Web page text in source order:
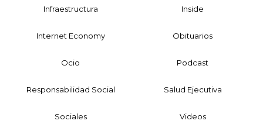
Infraestructura Inside
Internet Economy Obituarios
Ocio Podcast
Responsabilidad Social Salud Ejecutiva
Sociales Videos